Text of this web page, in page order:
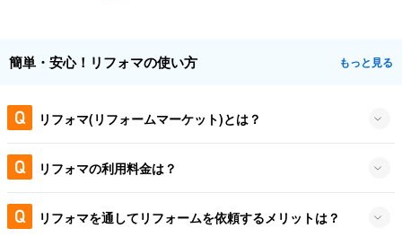
簡単・安心！リフォマの使い方 もっと見る
リフォマ(リフォームマーケット)とは？
リフォマの利用料金は？
リフォマを通してリフォームを依頼するメリットは？